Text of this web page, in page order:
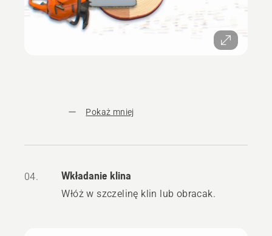
Pokaż mniej
04. Wkładanie klina
Włóż w szczelinę klin lub obracak.